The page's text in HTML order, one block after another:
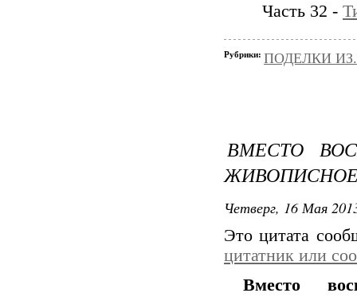
Часть 32 -
Рубрики: ПОДЕЛКИ
ВМЕСТО
Четверг, 16 Мая
Это цитата
цитатник или
Вместо